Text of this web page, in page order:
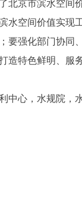
北京市滨水空间
水空间价值实现
要强化部门协同
造特色鲜明、服
中心，水规院，